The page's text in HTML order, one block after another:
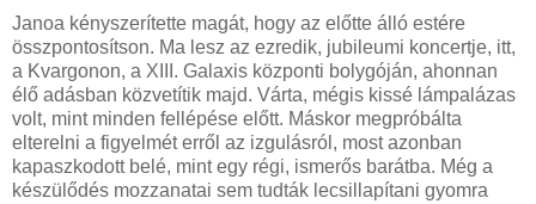
Janoa kényszerítette magát, hogy az előtte álló estére
összpontosítson. Ma lesz az ezredik, jubileumi koncertje, itt,
a Kvargonon, a XIII. Galaxis központi bolygóján, ahonnan
élő adásban közvetítik majd. Várta, mégis kissé lámpalázas
volt, mint minden fellépése előtt. Máskor megpróbálta
elterelni a figyelmét erről az izgulásról, most azonban
kapaszkodott belé, mint egy régi, ismerős barátba. Még a
készülődés mozzanatai sem tudták lecsillapítani gyomra